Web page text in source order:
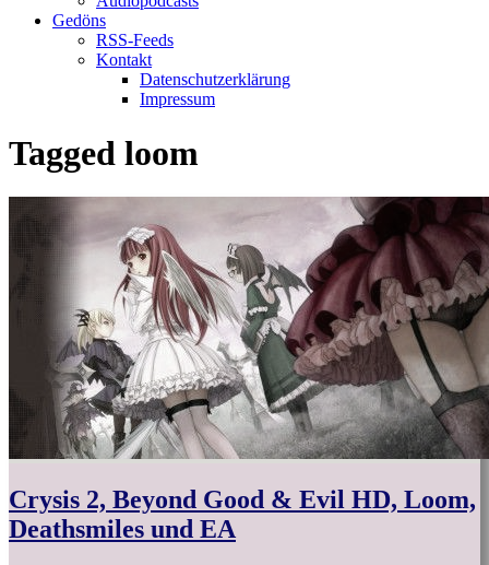
Gedöns
RSS-Feeds
Kontakt
Datenschutzerklärung
Impressum
Tagged loom
Crysis 2, Beyond Good & Evil HD, Loom,
Deathsmiles und EA